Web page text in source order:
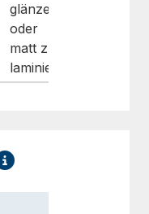
glänzend
oder
matt zu
laminieren)